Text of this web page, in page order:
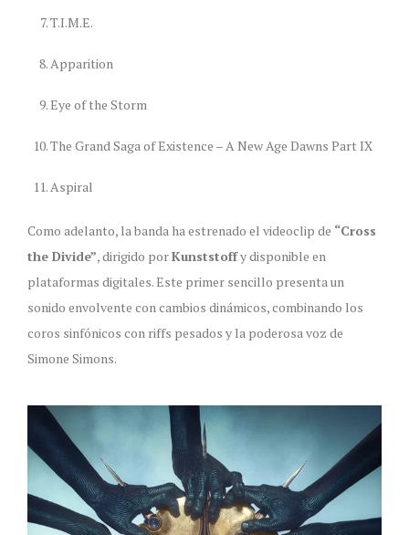
T.I.M.E.
Apparition
Eye of the Storm
The Grand Saga of Existence – A New Age Dawns Part IX
Aspiral
Como adelanto, la banda ha estrenado el videoclip de “Cross
the Divide”, dirigido porKunststoffy disponible en
plataformas digitales. Este primer sencillo presenta un
sonido envolvente con cambios dinámicos, combinando los
coros sinfónicos con riffs pesados y la poderosa voz de
Simone Simons.